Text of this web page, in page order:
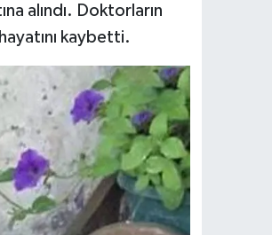
alındı. Doktorların
kaybetti.